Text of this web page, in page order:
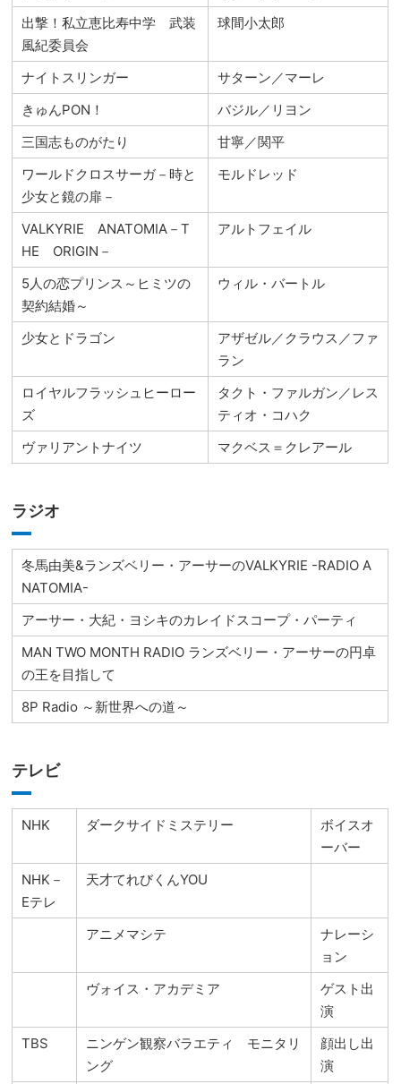
出撃！私立恵比寿中学 武装
風紀委員会
球間小太郎
ナイトスリンガー
サターン／マーレ
きゅんPON！
バジル／リヨン
三国志ものがたり
甘寧／関平
ワールドクロスサーガ－時と
少女と鏡の扉－
モルドレッド
VALKYRIE ANATOMIA－T
HE ORIGIN－
アルトフェイル
5人の恋プリンス～ヒミツの
契約結婚～
ウィル・バートル
少女とドラゴン
アザゼル／クラウス／ファ
ラン
ロイヤルフラッシュヒーロー
ズ
タクト・ファルガン／レス
ティオ・コハク
ヴァリアントナイツ
マクベス＝クレアール
ラジオ
冬馬由美&ランズベリー・アーサーのVALKYRIE -RADIO A
NATOMIA-
アーサー・大紀・ヨシキのカレイドスコープ・パーティ
MAN TWO MONTH RADIO ランズベリー・アーサーの円卓
の王を目指して
8P Radio ～新世界への道～
テレビ
NHK ダークサイドミステリー
ボイスオ
ーバー
NHK－
Eテレ
天才てれびくんYOU
アニメマシテ
ナレーシ
ョン
ヴォイス・アカデミア
ゲスト出
演
TBS
ニンゲン観察バラエティ モニタリ
ング
顔出し出
演